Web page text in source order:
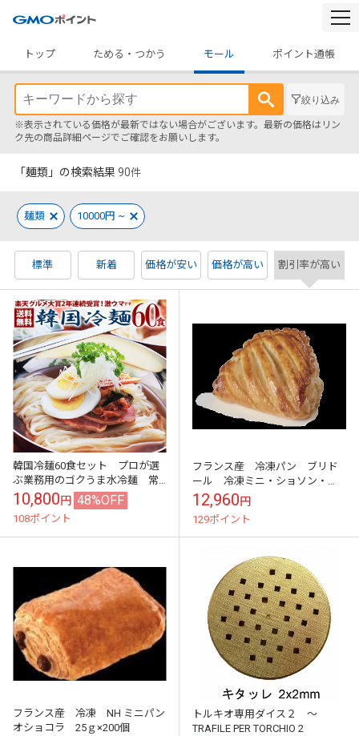
トップ
ためる・つかう モール ポイント通帳
絞り込み
※表示されている価格が最新ではない場合がございます。最新の価格はリン
ク先の商品詳細ページでご確認をお願いします。
「麺類」の検索結果 90件
麺類 10000円 ~
標準 新着 価格が安い 価格が高い 割引率が高い
韓国冷麺60食セット プロが選
ぶ業務用のゴクうま水冷麺 常
温便・クール冷蔵便・冷凍便可
【送料無料】
10,800円 48%OFF
108ポイント
フランス産 冷凍パン ブリド
ール 冷凍ミニ・ショソン・
オ・ポム アップルパイ 40ｇ
×100個 在庫限り
12,960円
129ポイント
フランス産 冷凍 NH ミニパン
オショコラ 25ｇ×200個
トルキオ専用ダイス２ ～
TRAFILE PER TORCHIO 2